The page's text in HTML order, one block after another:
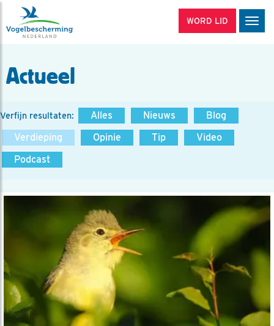
WORD LID
Actueel
Verfijn resultaten: Alles Nieuws
Blog
Verdieping
Opinie Tip
Video
Podcast